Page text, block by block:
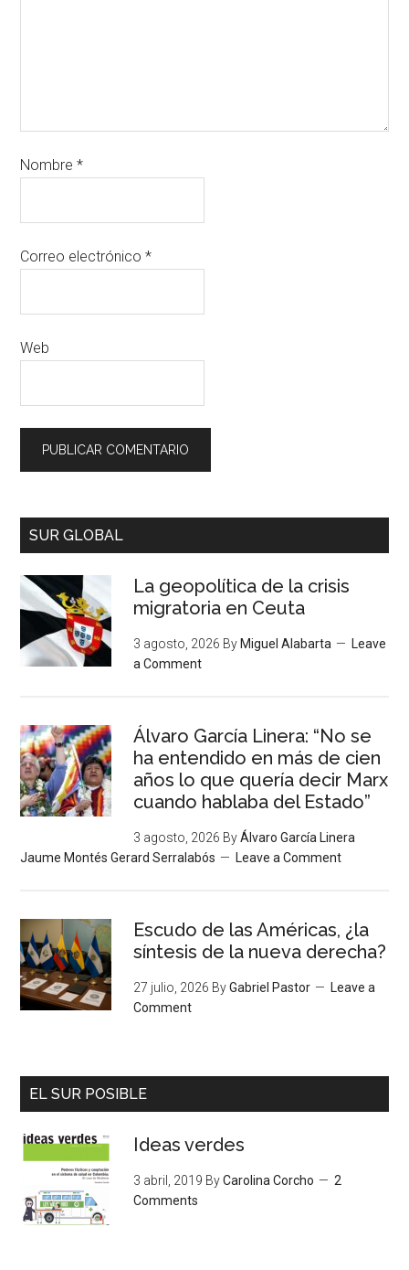
Nombre*
Correo electrónico*
Web
SUR GLOBAL
La geopolítica de la crisis
migratoria en Ceuta
3 agosto, 2026 By Miguel Alabarta
Leave
a Comment
Álvaro García Linera: “No se
ha entendido en más de cien
años lo que quería decir Marx
cuando hablaba del Estado”
3 agosto, 2026 ByÁlvaro García Linera
Jaume Montés Gerard Serralabós
Leave a Comment
Escudo de las Américas, ¿la
síntesis de la nueva derecha?
27 julio, 2026 ByGabriel Pastor
Leave a
Comment
EL SUR POSIBLE
Ideas verdes
3 abril, 2019 ByCarolina Corcho
2
Comments